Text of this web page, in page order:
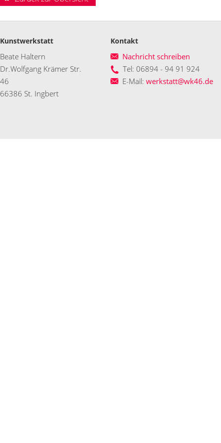
Kunstwerkstatt
Beate Haltern
Dr.Wolfgang Krämer Str.
46
66386 St. Ingbert
Kontakt
Nachricht schreiben
Tel: 06894 - 94 91 924
E-Mail: werkstatt@wk46.de